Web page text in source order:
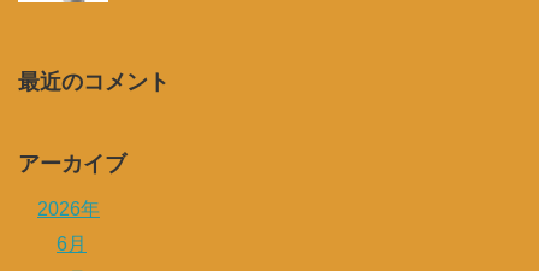
最近のコメント
アーカイブ
2026年
6月